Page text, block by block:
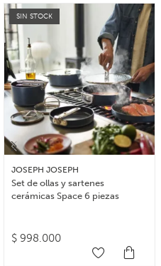
SIN STOCK
JOSEPH JOSEPH
Set de ollas y sartenes
cerámicas Space 6 piezas
$ 998.000